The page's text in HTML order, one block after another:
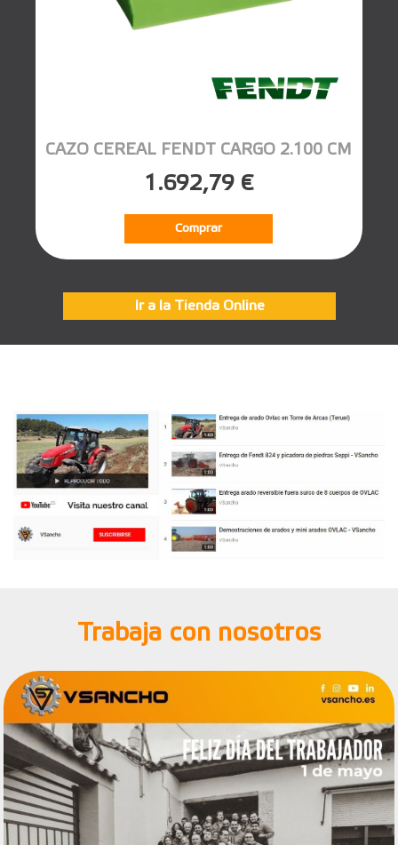
CAZO CEREAL FENDT CARGO 2.100 CM
1.692,79 €
Comprar
Ir a la Tienda Online
Trabaja con nosotros